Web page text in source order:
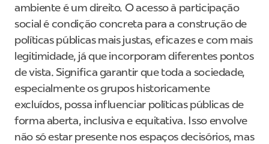
ambiente é um direito. O acesso à participação
social é condição concreta para a construção de
políticas públicas mais justas, eficazes e com mais
legitimidade, já que incorporam diferentes pontos
de vista. Significa garantir que toda a sociedade,
especialmente os grupos historicamente
excluídos, possa influenciar políticas públicas de
forma aberta, inclusiva e equitativa. Isso envolve
não só estar presente nos espaços decisórios, mas